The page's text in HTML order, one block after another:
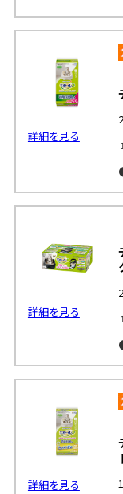
詳細を見る
詳細を見る
詳細を見る